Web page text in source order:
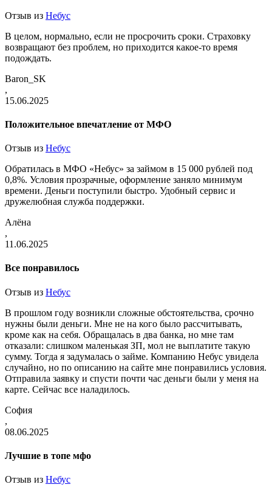
Отзыв из Небус
В целом, нормально, если не просрочить сроки. Страховку
возвращают без проблем, но приходится какое-то время
подождать.
Baron_SK
,
15.06.2025
Положительное впечатление от МФО
Отзыв из Небус
Обратилась в МФО «Небус» за займом в 15 000 рублей под
0,8%. Условия прозрачные, оформление заняло минимум
времени. Деньги поступили быстро. Удобный сервис и
дружелюбная служба поддержки.
Алёна
,
11.06.2025
Все понравилось
Отзыв из Небус
В прошлом году возникли сложные обстоятельства, срочно
нужны были деньги. Мне не на кого было рассчитывать,
кроме как на себя. Обращалась в два банка, но мне там
отказали: слишком маленькая ЗП, мол не выплатите такую
сумму. Тогда я задумалась о займе. Компанию Небус увидела
случайно, но по описанию на сайте мне понравились условия.
Отправила заявку и спусти почти час деньги были у меня на
карте. Сейчас все наладилось.
София
,
08.06.2025
Лучшие в топе мфо
Отзыв из Небус